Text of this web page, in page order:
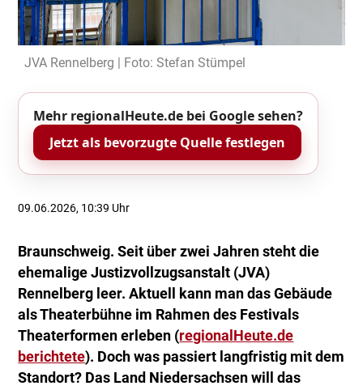
JVA Rennelberg | Foto: Stefan Stümpel
Mehr regionalHeute.de bei Google sehen?
Jetzt als bevorzugte Quelle festlegen
09.06.2026, 10:39 Uhr
Braunschweig. Seit über zwei Jahren steht die
ehemalige Justizvollzugsanstalt (JVA)
Rennelberg leer. Aktuell kann man das Gebäude
als Theaterbühne im Rahmen des Festivals
Theaterformen erleben (regionalHeute.de
berichtete). Doch was passiert langfristig mit dem
Standort? Das Land Niedersachsen will das